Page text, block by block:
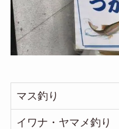
マス釣り
イワナ・ヤマメ釣り